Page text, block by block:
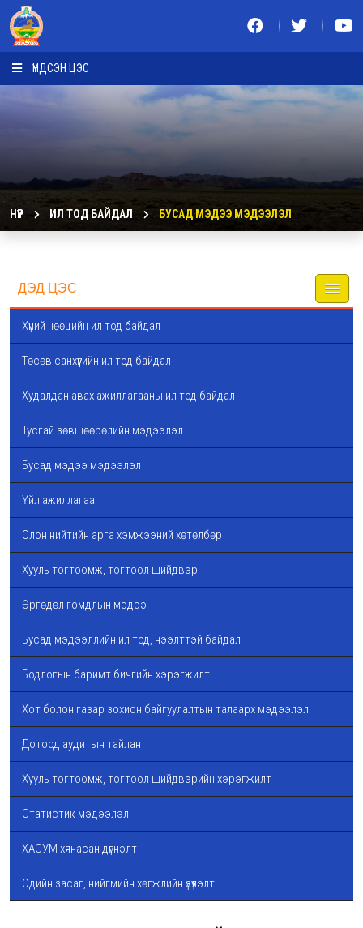
ҮНДСЭН ЦЭС
НҮҮР ИЛ ТОД БАЙДАЛ БУСАД МЭДЭЭ МЭДЭЭЛЭЛ
ДЭД ЦЭС
Хүний нөөцийн ил тод байдал
Төсөв санхүүгийн ил тод байдал
Худалдан авах ажиллагааны ил тод байдал
Тусгай зөвшөөрөлийн мэдээлэл
Бусад мэдээ мэдээлэл
Үйл ажиллагаа
Олон нийтийн арга хэмжээний хөтөлбөр
Хууль тогтоомж, тогтоол шийдвэр
Өргөдөл гомдлын мэдээ
Бусад мэдээллийн ил тод, нээлттэй байдал
Бодлогын баримт бичгийн хэрэгжилт
Хот болон газар зохион байгуулалтын талаарх мэдээлэл
Дотоод аудитын тайлан
Хууль тогтоомж, тогтоол шийдвэрийн хэрэгжилт
Статистик мэдээлэл
ХАСУМ хянасан дүгнэлт
Эдийн засаг, нийгмийн хөгжлийн үзүүлэлт